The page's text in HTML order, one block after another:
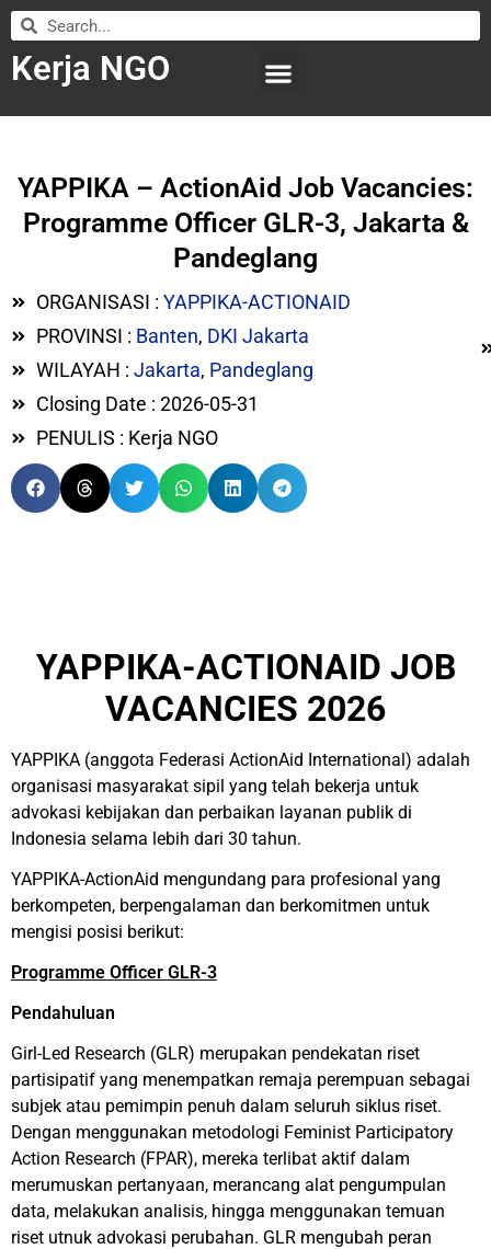
Kerja NGO
YAPPIKA – ActionAid Job Vacancies:
Programme Officer GLR-3, Jakarta &
Pandeglang
ORGANISASI : YAPPIKA-ACTIONAID
PROVINSI : Banten, DKI Jakarta
WILAYAH : Jakarta, Pandeglang
Closing Date : 2026-05-31
PENULIS : Kerja NGO
YAPPIKA-ACTIONAID JOB
VACANCIES 2026
YAPPIKA (anggota Federasi ActionAid International) adalah
organisasi masyarakat sipil yang telah bekerja untuk
advokasi kebijakan dan perbaikan layanan publik di
Indonesia selama lebih dari 30 tahun.
YAPPIKA-ActionAid mengundang para profesional yang
berkompeten, berpengalaman dan berkomitmen untuk
mengisi posisi berikut:
Programme Officer GLR-3
Pendahuluan
Girl-Led Research (GLR) merupakan pendekatan riset
partisipatif yang menempatkan remaja perempuan sebagai
subjek atau pemimpin penuh dalam seluruh siklus riset.
Dengan menggunakan metodologi Feminist Participatory
Action Research (FPAR), mereka terlibat aktif dalam
merumuskan pertanyaan, merancang alat pengumpulan
data, melakukan analisis, hingga menggunakan temuan
riset utnuk advokasi perubahan. GLR mengubah peran